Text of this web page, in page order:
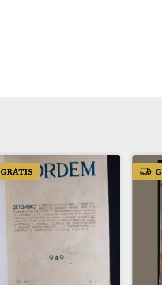
GRÁTIS